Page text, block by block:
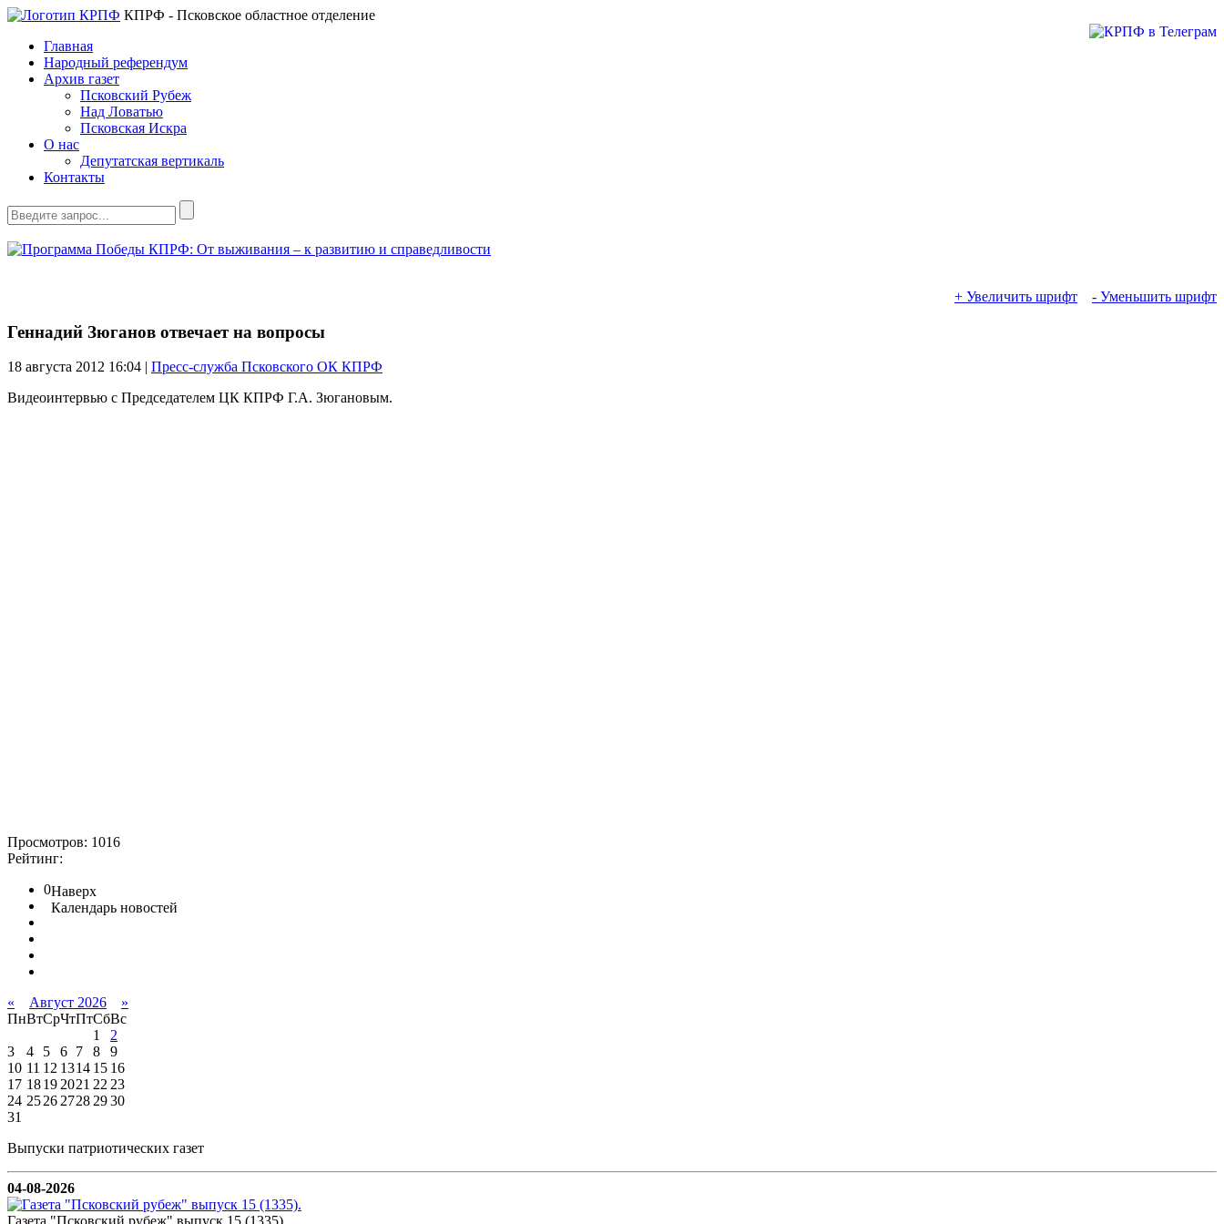
КПРФ - Псковское областное отделение
Главная
Народный референдум
Архив газет
Псковский Рубеж
Над Ловатью
Псковская Искра
О нас
Депутатская вертикаль
Контакты
+ Увеличить шрифт - Уменьшить шрифт
Геннадий Зюганов отвечает на вопросы
18 августа 2012 16:04 | Пресс-служба Псковского ОК КПРФ
Видеоинтервью с Председателем ЦК КПРФ Г.А. Зюгановым.
Просмотров: 1016
Рейтинг:
0Наверх
Календарь новостей
« Август 2026
»
ПнВтСрЧтПтСбВс
1
2
3
4 5 6 7 8
9
10 11 12 1314 15 16
17 18192021 2223
24 252627282930
31
Выпуски патриотических газет
04-08-2026